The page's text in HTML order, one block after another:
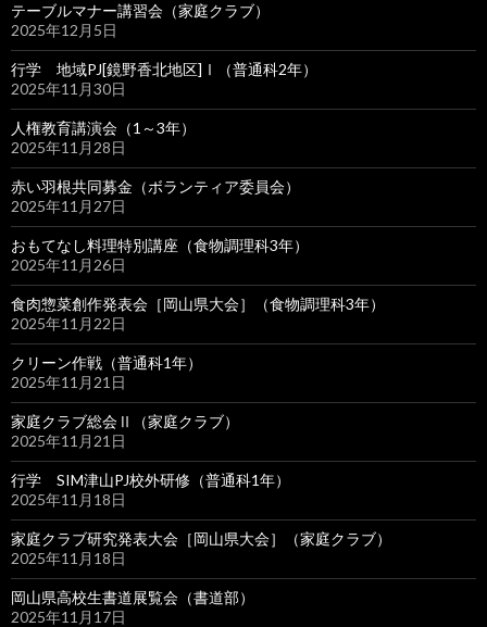
テーブルマナー講習会（家庭クラブ）
2025年12月5日
行学 地域PJ[鏡野香北地区]Ⅰ（普通科2年）
2025年11月30日
人権教育講演会（1～3年）
2025年11月28日
赤い羽根共同募金（ボランティア委員会）
2025年11月27日
おもてなし料理特別講座（食物調理科3年）
2025年11月26日
食肉惣菜創作発表会［岡山県大会］（食物調理科3年）
2025年11月22日
クリーン作戦（普通科1年）
2025年11月21日
家庭クラブ総会Ⅱ（家庭クラブ）
2025年11月21日
行学 SIM津山PJ校外研修（普通科1年）
2025年11月18日
家庭クラブ研究発表大会［岡山県大会］（家庭クラブ）
2025年11月18日
岡山県高校生書道展覧会（書道部）
2025年11月17日